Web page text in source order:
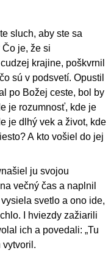
sluch, aby ste sa
je, že si
krajine, poškvrnil
sú v podsvetí. Opustil
po Božej ceste, bol by
je rozumnosť, kde je
je dlhý vek a život, kde
A kto vošiel do jej
ju svojou
večný čas a naplnil
svetlo a ono ide,
I hviezdy zažiarili
ich a povedali: „Tu
vytvoril.